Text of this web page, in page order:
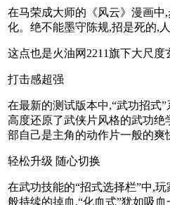
在马荣成大师的《风云》漫画
化。绝不能墨守陈规,招是死的,
这点也是火油网2211旗下大尺
打击感超强
在最新的测试版本中,“武功招式
高度还原了武侠片风格的武功
部自己是主角的动作片一般的爽
轻松升级 随心切换
在武功技能的“招式选择栏”中,
般持续的掉血,“化血式”犹如吸